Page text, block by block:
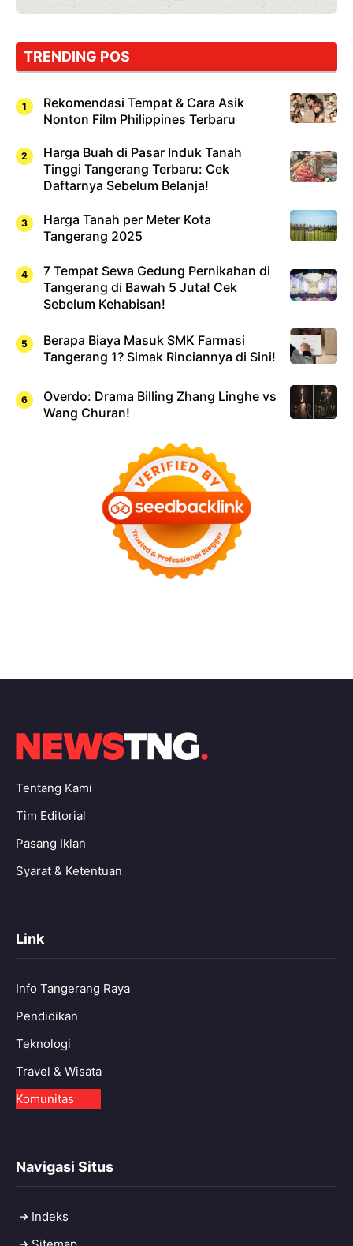
TRENDING POS
Rekomendasi Tempat & Cara Asik
Nonton Film Philippines Terbaru
Harga Buah di Pasar Induk Tanah
Tinggi Tangerang Terbaru: Cek
Daftarnya Sebelum Belanja!
Harga Tanah per Meter Kota
Tangerang 2025
7 Tempat Sewa Gedung Pernikahan di
Tangerang di Bawah 5 Juta! Cek
Sebelum Kehabisan!
Berapa Biaya Masuk SMK Farmasi
Tangerang 1? Simak Rinciannya di Sini!
Overdo: Drama Billing Zhang Linghe vs
Wang Churan!
Tentang Kami
Tim Editorial
Pasang Iklan
Syarat & Ketentuan
Link
Info Tangerang Raya
Pendidikan
Teknologi
Travel & Wisata
Komunitas
Navigasi Situs
Indeks